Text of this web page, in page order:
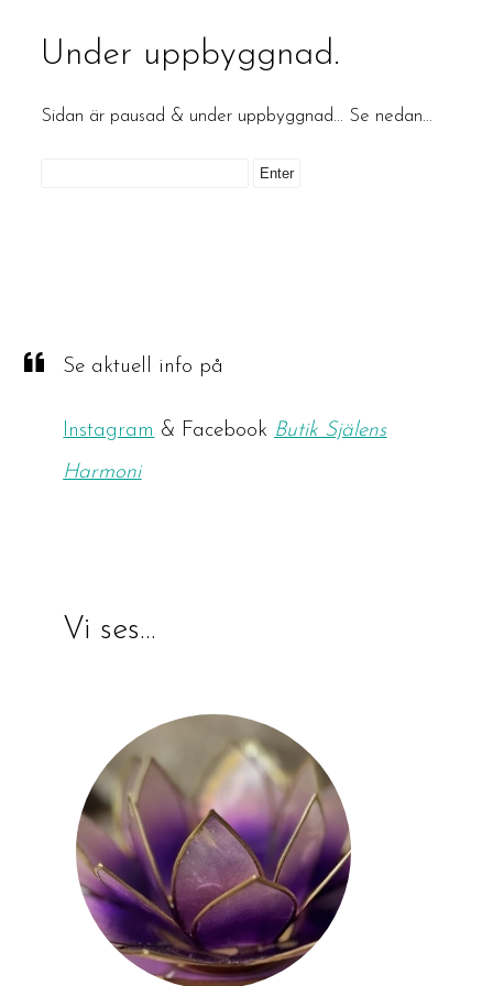
Under uppbyggnad.
Sidan är pausad & under uppbyggnad… Se nedan…
Se aktuell info på
Instagram & Facebook Butik Själens
Harmoni
Vi ses…